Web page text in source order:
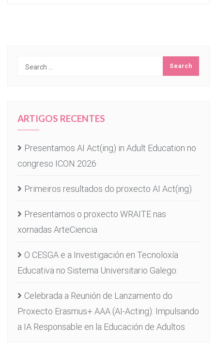
ARTIGOS RECENTES
Presentamos AI Act(ing) in Adult Education no
congreso ICON 2026
Primeiros resultados do proxecto AI Act(ing)
Presentamos o proxecto WRAITE nas
xornadas ArteCiencia
O CESGA e a Investigación en Tecnoloxía
Educativa no Sistema Universitario Galego:
Celebrada a Reunión de Lanzamento do
Proxecto Erasmus+ AAA (AI-Acting): Impulsando
a IA Responsable en la Educación de Adultos